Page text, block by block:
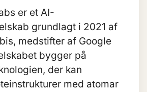
er et AI-
grundlagt i 2021 af
medstifter af Google
bygger på
der kan
med atomar